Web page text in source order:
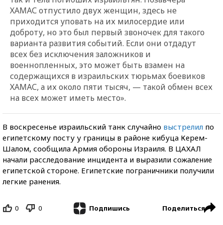
ХАМАС отпустило двух женщин, здесь не
приходится уповать на их милосердие или
доброту, но это был первый звоночек для такого
варианта развития событий. Если они отдадут
всех без исключения заложников и
военнопленных, это может быть взамен на
содержащихся в израильских тюрьмах боевиков
ХАМАС, а их около пяти тысяч, — такой обмен всех
на всех может иметь место».
В воскресенье израильский танк случайно выстрелил по
египетскому посту у границы в районе кибуца Керем-
Шалом, сообщила Армия обороны Израиля. В ЦАХАЛ
начали расследование инцидента и выразили сожаление
египетской стороне. Египетские пограничники получили
легкие ранения.
0 0 Подпишись Поделиться